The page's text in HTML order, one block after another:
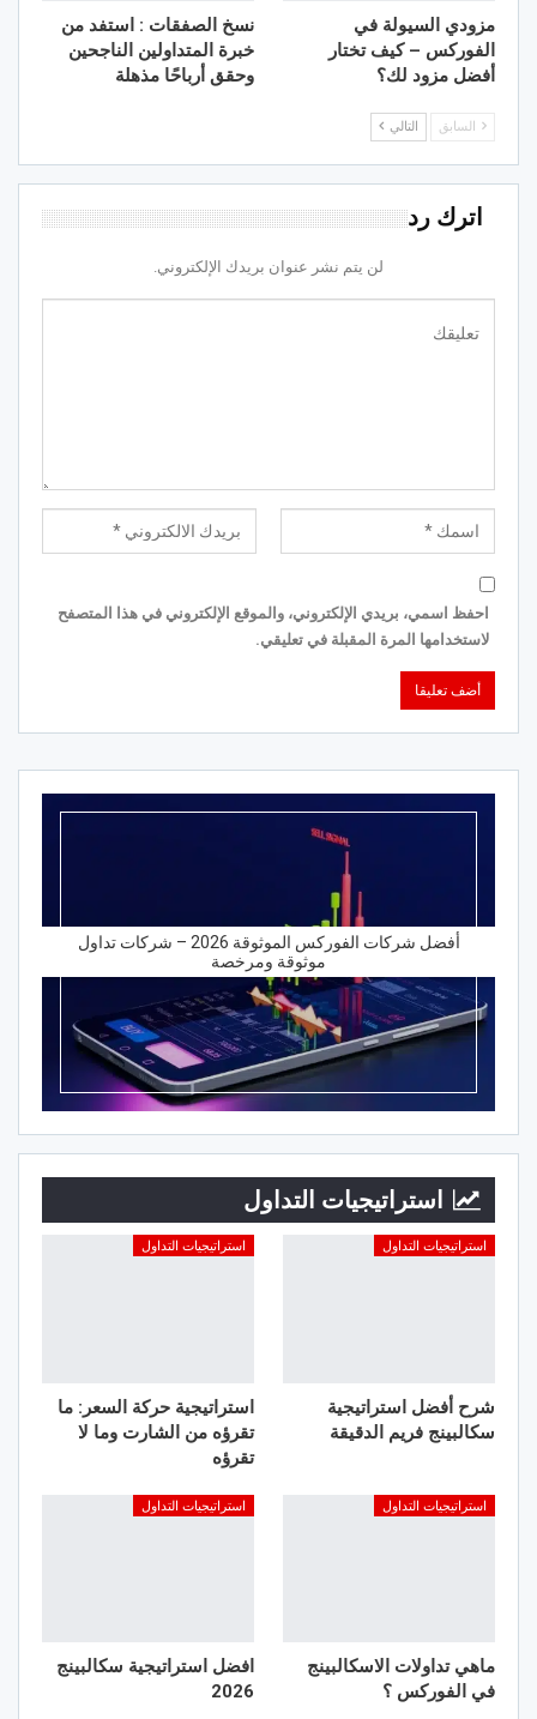
مزودي السيولة في
الفوركس – كيف تختار
أفضل مزود لك؟
نسخ الصفقات : استفد من
خبرة المتداولين الناجحين
وحقق أرباحًا مذهلة
السابق التالي
اترك رد
لن يتم نشر عنوان بريدك الإلكتروني.
احفظ اسمي، بريدي الإلكتروني، والموقع الإلكتروني في هذا المتصفح
لاستخدامها المرة المقبلة في تعليقي.
أفضل شركات الفوركس الموثوقة 2026 – شركات تداول
موثوقة ومرخصة
استراتيجيات التداول
استراتيجيات التداول
شرح أفضل استراتيجية
سكالبينج فريم الدقيقة
استراتيجيات التداول
استراتيجية حركة السعر: ما
تقرؤه من الشارت وما لا
تقرؤه
استراتيجيات التداول
ماهي تداولات الاسكالبينج
في الفوركس ؟
استراتيجيات التداول
افضل استراتيجية سكالبينج
2026